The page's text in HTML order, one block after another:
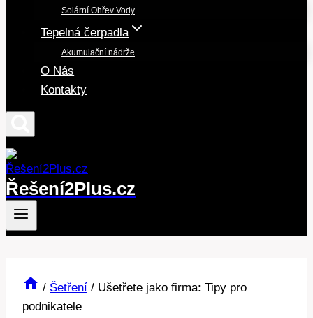
Solární Ohřev Vody
Tepelná čerpadla
Akumulační nádrže
O Nás
Kontakty
Řešení2Plus.cz
/ Šetření / Ušetřete jako firma: Tipy pro
podnikatele